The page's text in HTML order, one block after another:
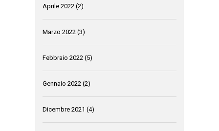
Aprile 2022 (2)
Marzo 2022 (3)
Febbraio 2022 (5)
Gennaio 2022 (2)
Dicembre 2021 (4)